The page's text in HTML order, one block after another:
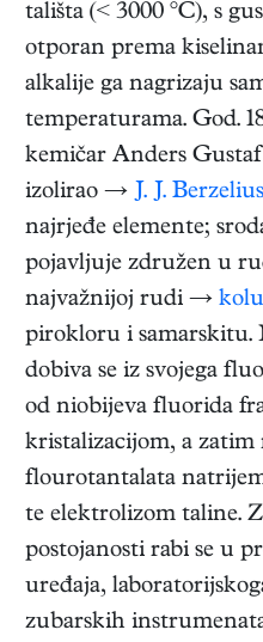
tališta (< 3000 °C), s
otporan prema
alkalije ga nagrizaju
temperaturama. God.
kemičar Anders Gustaf
izolirao → J. J. Berzelius
najrjeđe elemente;
pojavljuje združen u
najvažnijoj rudi →
pirokloru i samarskitu.
dobiva se iz svojega
od niobijeva fluorida
kristalizacijom, a
flourotantalata
te elektrolizom taline.
postojanosti rabi se u
uređaja,
zubarskih